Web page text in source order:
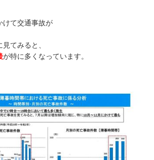
けて交通事故が
てみると、
が特に多くなっています。